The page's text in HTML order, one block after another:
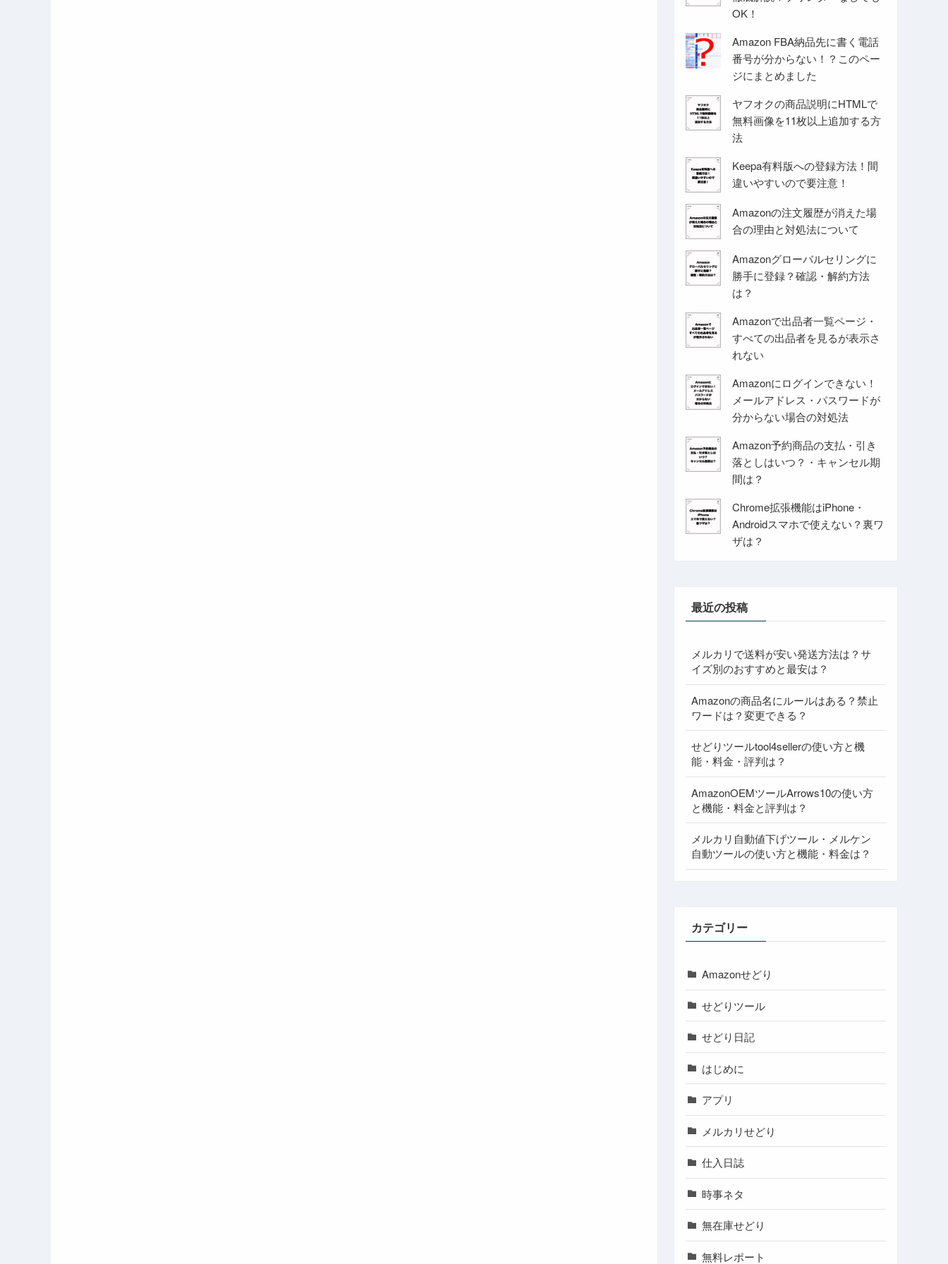
OK！
Amazon FBA納品先に書く電話
番号が分からない！？このペー
ジにまとめました
ヤフオクの商品説明にHTMLで
無料画像を11枚以上追加する方
法
Keepa有料版への登録方法！間
違いやすいので要注意！
Amazonの注文履歴が消えた場
合の理由と対処法について
Amazonグローバルセリングに
勝手に登録？確認・解約方法
は？
Amazonで出品者一覧ページ・
すべての出品者を見るが表示さ
れない
Amazonにログインできない！
メールアドレス・パスワードが
分からない場合の対処法
Amazon予約商品の支払・引き
落としはいつ？・キャンセル期
間は？
Chrome拡張機能はiPhone・
Androidスマホで使えない？裏ワ
ザは？
最近の投稿
メルカリで送料が安い発送方法は？サ
イズ別のおすすめと最安は？
Amazonの商品名にルールはある？禁止
ワードは？変更できる？
せどりツールtool4sellerの使い方と機
能・料金・評判は？
AmazonOEMツールArrows10の使い方
と機能・料金と評判は？
メルカリ自動値下げツール・メルケン
自動ツールの使い方と機能・料金は？
カテゴリー
Amazonせどり
せどりツール
せどり日記
はじめに
アプリ
メルカリせどり
仕入日誌
時事ネタ
無在庫せどり
無料レポート